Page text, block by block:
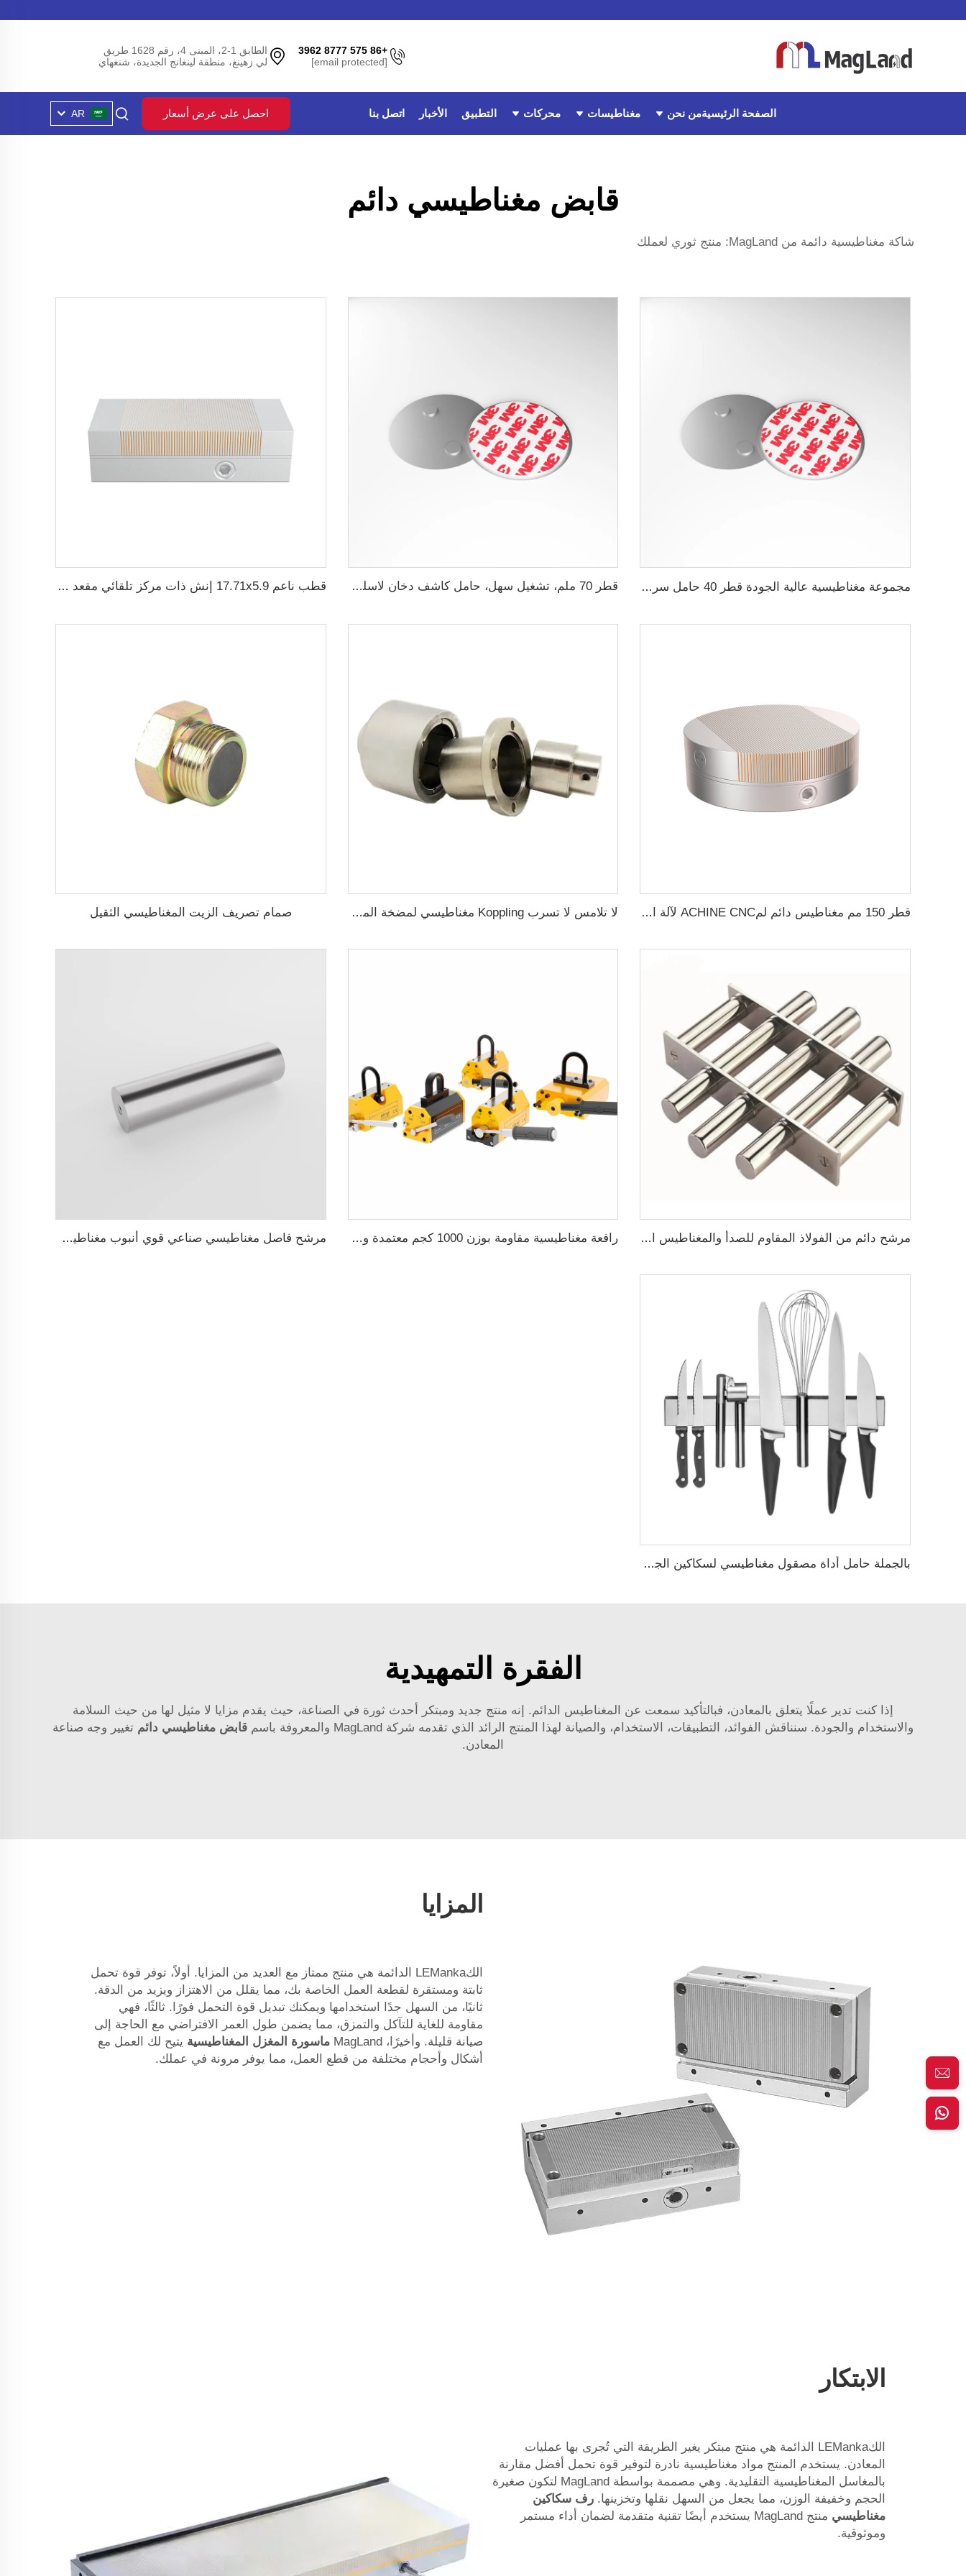
+86 575 8777 3962
[email protected]
الطابق 1-2، المبنى 4، رقم 1628 طريق
لي زهينغ، منطقة لينغانج الجديدة، شنغهاي
الصفحة الرئيسيةمن نحن مغناطيسات محركات التطبيق الأخبار اتصل بنا احصل على عرض أسعار AR
قابض مغناطيسي دائم
شاكة مغناطيسية دائمة من MagLand: منتج ثوري لعملك
مجموعة مغناطيسية عالية الجودة قطر 40 حامل سريع التثبيت لمغناطيس جهاز إنذار炯oke قطر 70 ملم، تشغيل سهل، حامل كاشف دخان لاسلكي مغناطيسي قطب ناعم 17.71x5.9 إنش ذات مركز تلقائي مقعد ماكنة ثني دائم المغناطيسية لآلة الطحن
قطر 150 مم مغناطيس دائم لمACHINE CNC لآلة الطحن لا تلامس لا تسرب Koppling مغناطيسي لمضخة المحرك Polyol ومضخة foaming machine الضغط العالي صمام تصريف الزيت المغناطيسي الثقيل
مرشح دائم من الفولاذ المقاوم للصدأ والمغناطيس الأرضي النادر نيوميديم للمياه النظيفة رافعة مغناطيسية مقاومة بوزن 1000 كجم معتمدة وفق شهادة CE مرشح فاصل مغناطيسي صناعي قوي أنبوب مغناطيسي من النيوديميوم والستانلس ستيل
بالجملة حامل أداة مصقول مغناطيسي لسكاكين الجدران المصنوعة من الستانلس ستيل
الفقرة التمهيدية
إذا كنت تدير عملًا يتعلق بالمعادن، فبالتأكيد سمعت عن المغناطيس الدائم. إنه منتج جديد ومبتكر أحدث ثورة في الصناعة، حيث يقدم مزايا لا مثيل لها من حيث السلامة
والاستخدام والجودة. سنناقش الفوائد، التطبيقات، الاستخدام، والصيانة لهذا المنتج الرائد الذي تقدمه شركة MagLand والمعروفة باسم
قابض مغناطيسي دائم تغيير وجه صناعة
المعادن.
المزايا
الكLEManka الدائمة هي منتج ممتاز مع العديد من المزايا. أولاً، توفر قوة تحمل
ثابتة ومستقرة لقطعة العمل الخاصة بك، مما يقلل من الاهتزاز ويزيد من الدقة.
ثانيًا، من السهل جدًا استخدامها ويمكنك تبديل قوة التحمل فورًا. ثالثًا، فهي
مقاومة للغاية للتآكل والتمزق، مما يضمن طول العمر الافتراضي مع الحاجة إلى
صيانة قليلة. وأخيرًا، MagLand
ماسورة المغزل المغناطيسية يتيح لك العمل مع
أشكال وأحجام مختلفة من قطع العمل، مما يوفر مرونة في عملك.
الابتكار
الكLEManka الدائمة هي منتج مبتكر يغير الطريقة التي تُجرى بها عمليات
المعادن. يستخدم المنتج مواد مغناطيسية نادرة لتوفير قوة تحمل أفضل مقارنة
بالمغاسل المغناطيسية التقليدية. وهي مصممة بواسطة MagLand لتكون صغيرة
الحجم وخفيفة الوزن، مما يجعل من السهل نقلها وتخزينها. رف سكاكين
مغناطيسي
منتج MagLand يستخدم أيضًا تقنية متقدمة لضمان أداء مستمر
وموثوقية.